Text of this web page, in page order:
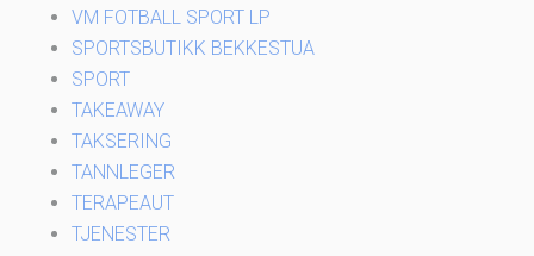
VM FOTBALL SPORT LP
SPORTSBUTIKK BEKKESTUA
SPORT
TAKEAWAY
TAKSERING
TANNLEGER
TERAPEAUT
TJENESTER